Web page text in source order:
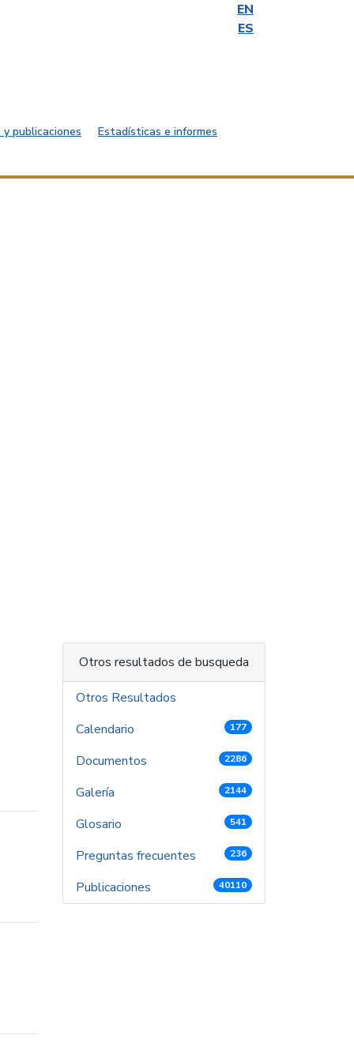
EN
ES
publicaciones Estadísticas e informes
Otros resultados de busqueda
Otros Resultados
Calendario
177
Documentos 2286
Galería 2144
Glosario 541
Preguntas frecuentes 236
Publicaciones 40110